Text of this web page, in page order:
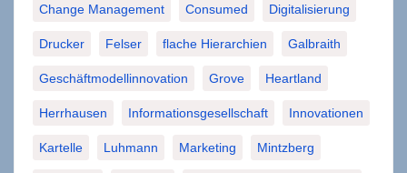
Change Management Consumed Digitalisierung
Drucker Felser flache Hierarchien Galbraith
Geschäftmodellinnovation Grove Heartland
Herrhausen Informationsgesellschaft Innovationen
Kartelle Luhmann Marketing Mintzberg